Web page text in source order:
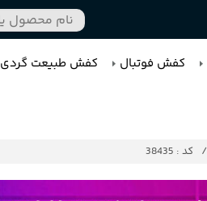
کفش فوتبال کفش طبیعت گردی
کد : 38435